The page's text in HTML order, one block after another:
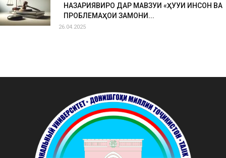
НАЗАРИЯВИРО ДАР МАВЗУИ «ҲУҚУҚИ ИНСОН ВА
ПРОБЛЕМАҲОИ ЗАМОНИ...
26.04.2025